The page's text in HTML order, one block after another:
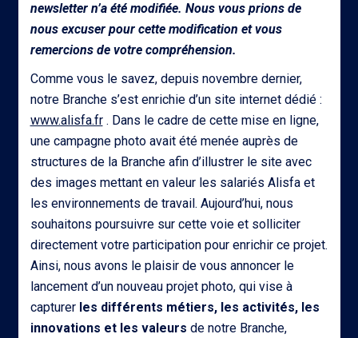
newsletter n’a été modifiée. Nous vous prions de
nous excuser pour cette modification et vous
remercions de votre compréhension.
Comme vous le savez, depuis novembre dernier,
notre Branche s’est enrichie d’un site internet dédié :
www.alisfa.fr. Dans le cadre de cette mise en ligne,
une campagne photo avait été menée auprès de
structures de la Branche afin d’illustrer le site avec
des images mettant en valeur les salariés Alisfa et
les environnements de travail. Aujourd’hui, nous
souhaitons poursuivre sur cette voie et solliciter
directement votre participation pour enrichir ce projet.
Ainsi, nous avons le plaisir de vous annoncer le
lancement d’un nouveau projet photo, qui vise à
capturer les différents métiers, les activités, les
innovations et les valeurs de notre Branche,